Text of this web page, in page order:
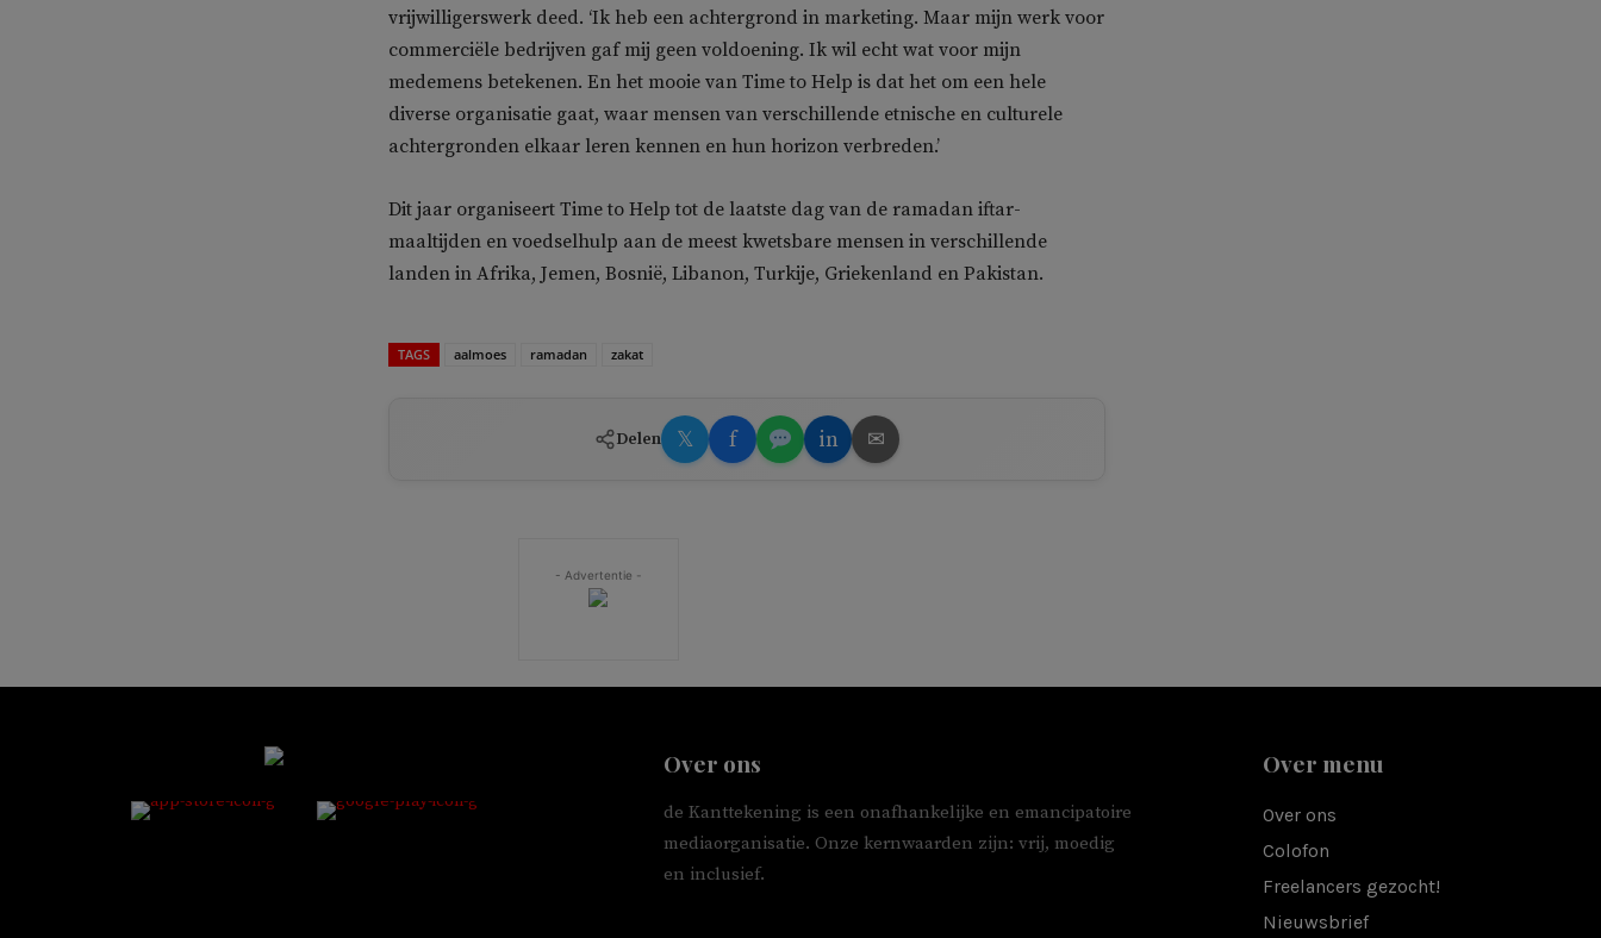
vrijwilligerswerk deed. ‘Ik heb een achtergrond in marketing. Maar mijn werk voor
commerciële bedrijven gaf mij geen voldoening. Ik wil echt wat voor mijn
medemens betekenen. En het mooie van Time to Help is dat het om een hele
diverse organisatie gaat, waar mensen van verschillende etnische en culturele
achtergronden elkaar leren kennen en hun horizon verbreden.’
Dit jaar organiseert Time to Help tot de laatste dag van de ramadan iftar-
maaltijden en voedselhulp aan de meest kwetsbare mensen in verschillende
landen in Afrika, Jemen, Bosnië, Libanon, Turkije, Griekenland en Pakistan.
TAGS aalmoes ramadan zakat
Delen 𝕏 f in ✉
- Advertentie -
Over ons
de Kanttekening is een onafhankelijke en emancipatoire
mediaorganisatie. Onze kernwaarden zijn: vrij, moedig
en inclusief.
Over menu
Over ons
Colofon
Freelancers gezocht!
Nieuwsbrief